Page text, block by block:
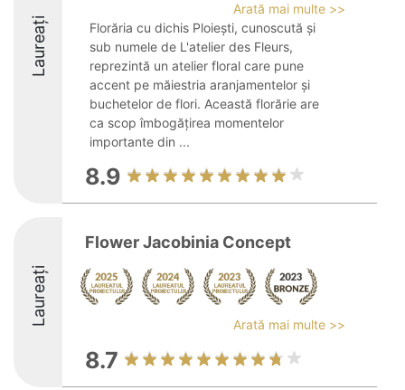
Laureați
Arată mai multe >>
Florăria cu dichis Ploiești, cunoscută și
sub numele de L'atelier des Fleurs,
reprezintă un atelier floral care pune
accent pe măiestria aranjamentelor și
buchetelor de flori. Această florărie are
ca scop îmbogățirea momentelor
importante din ...
8.9
Laureați
Flower Jacobinia Concept
Arată mai multe >>
8.7